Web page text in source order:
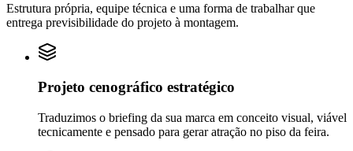
Estrutura própria, equipe técnica e uma forma de trabalhar que
entrega previsibilidade do projeto à montagem.
Projeto cenográfico estratégico
Traduzimos o briefing da sua marca em conceito visual, viável
tecnicamente e pensado para gerar atração no piso da feira.